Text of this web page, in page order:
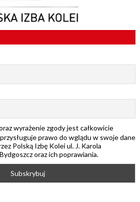
wyrażenie zgody jest całkowicie
prawo do wglądu w swoje dane
Polską Izbę Kolei ul. J. Karola
oraz ich poprawiania.